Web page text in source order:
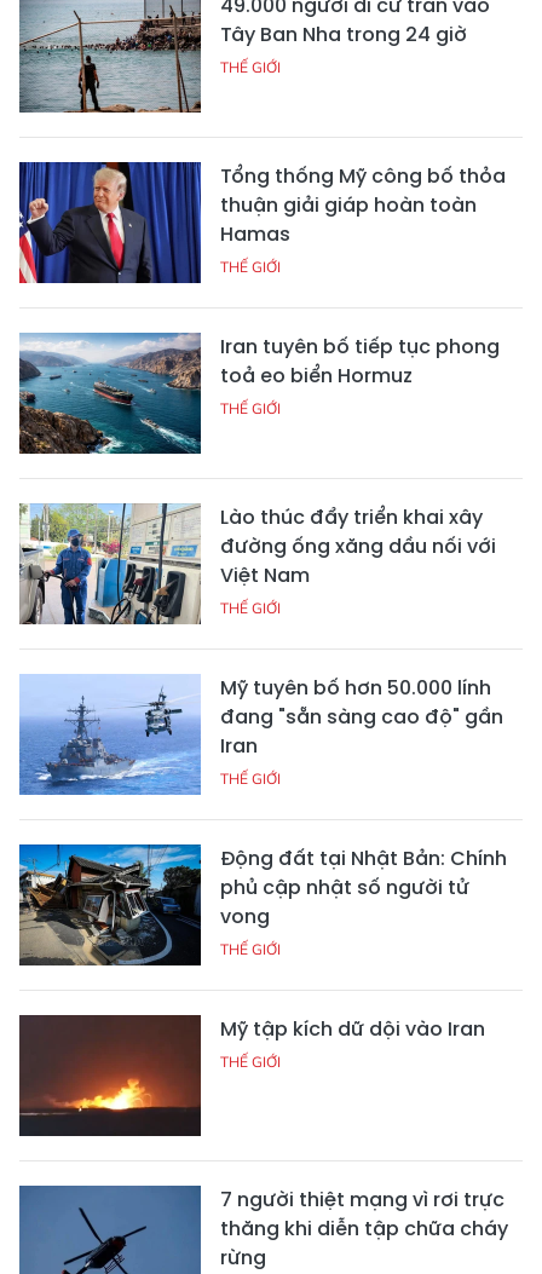
49.000 người di cư tràn vào
Tây Ban Nha trong 24 giờ
THẾ GIỚI
Tổng thống Mỹ công bố thỏa
thuận giải giáp hoàn toàn
Hamas
THẾ GIỚI
Iran tuyên bố tiếp tục phong
toả eo biển Hormuz
THẾ GIỚI
Lào thúc đẩy triển khai xây
đường ống xăng dầu nối với
Việt Nam
THẾ GIỚI
Mỹ tuyên bố hơn 50.000 lính
đang "sẵn sàng cao độ" gần
Iran
THẾ GIỚI
Động đất tại Nhật Bản: Chính
phủ cập nhật số người tử
vong
THẾ GIỚI
Mỹ tập kích dữ dội vào Iran
THẾ GIỚI
7 người thiệt mạng vì rơi trực
thăng khi diễn tập chữa cháy
rừng